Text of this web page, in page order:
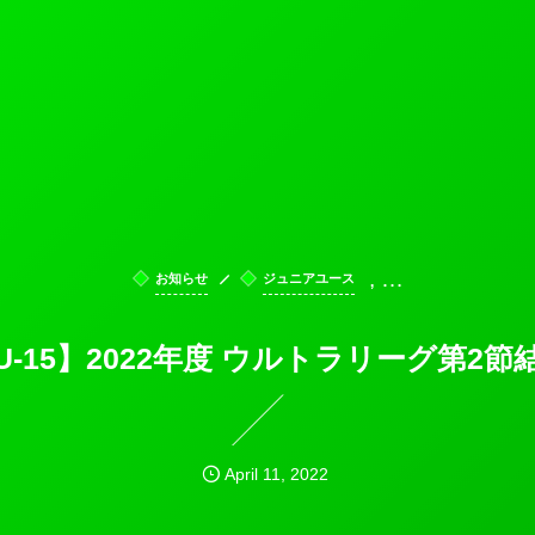
お知らせ ジュニアユース , …
15】2022年度 ウルトラリーグ第2節
April 11 2022